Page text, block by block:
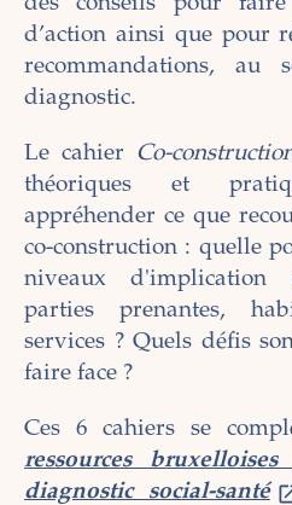
d’action ainsi que pour
recommandations,
diagnostic.
Le cahier Co-
théoriques et
appréhender ce que
co-construction : quelle
niveaux d'implication
parties prenantes,
services ? Quels défis
faire face ?
Ces 6 cahiers se
ressources
diagnostic social-santé